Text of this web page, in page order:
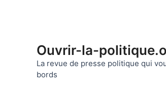
Ouvrir-la-
La revue de presse politique qui
bords